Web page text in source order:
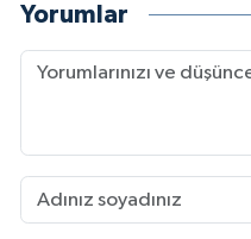
Yorumlar